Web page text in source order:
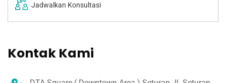
Jadwalkan Konsultasi
Kontak Kami